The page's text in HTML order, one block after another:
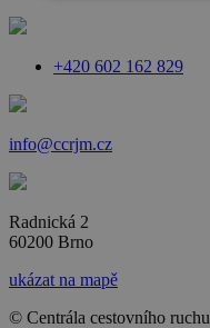
+420 602 162 829
info@ccrjm.cz
Radnická 2
60200 Brno
ukázat na mapě
© Centrála cestovního